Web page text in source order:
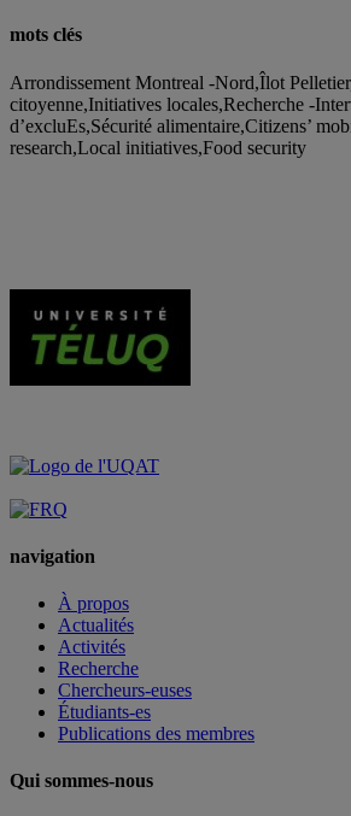
mots clés
Arrondissement Montreal -Nord,Îlot
citoyenne,Initiatives locales,Recherche -
d’excluEs,Sécurité alimentaire,Citizens’
research,Local initiatives,Food security
navigation
À propos
Actualités
Activités
Recherche
Chercheurs-euses
Étudiants-es
Publications des membres
Qui sommes-nous